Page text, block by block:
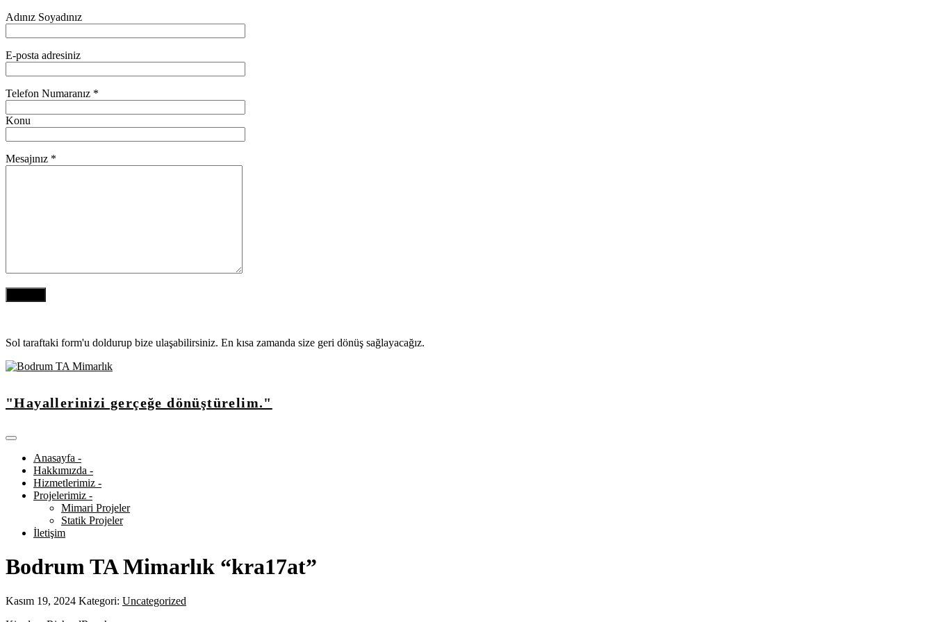
Adınız Soyadınız
E-posta adresiniz
Telefon Numaranız *
Konu
Mesajınız *
Sol taraftaki form'u doldurup bize ulaşabilirsiniz. En kısa zamanda size geri dönüş sağlayacağız.
"Hayallerinizi gerçeğe dönüştürelim."
Anasayfa -
Hakkımızda -
Hizmetlerimiz -
Projelerimiz -
Mimari Projeler
Statik Projeler
İletişim
Bodrum TA Mimarlık “kra17at”
Kasım 19, 2024 Kategori: Uncategorized